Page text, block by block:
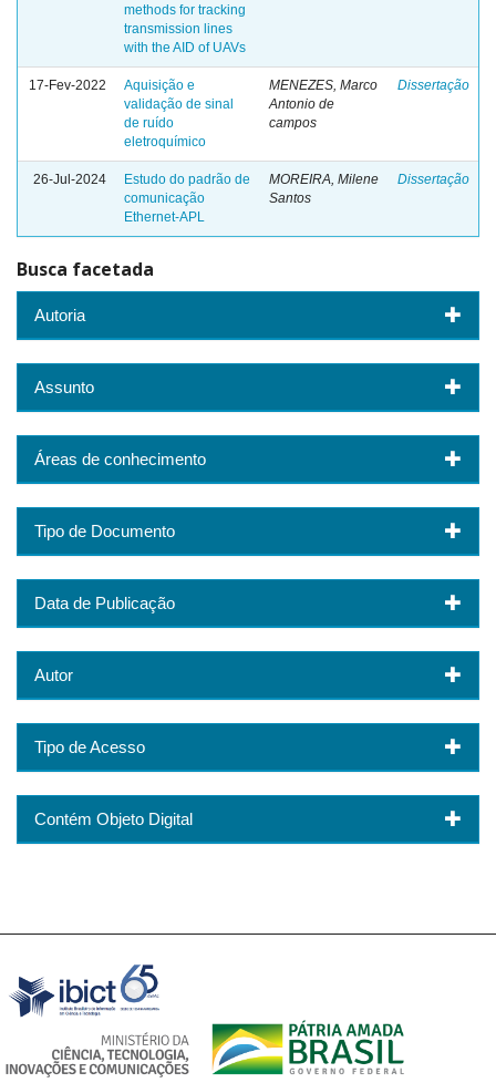
methods for tracking
transmission lines
with the AID of UAVs
17-Fev-2022
Aquisição e
validação de sinal
de ruído
eletroquímico
MENEZES, Marco
Antonio de
campos
Dissertação
26-Jul-2024
Estudo do padrão de
comunicação
Ethernet-APL
MOREIRA, Milene
Santos
Dissertação
Busca facetada
Autoria
Assunto
Áreas de conhecimento
Tipo de Documento
Data de Publicação
Autor
Tipo de Acesso
Contém Objeto Digital